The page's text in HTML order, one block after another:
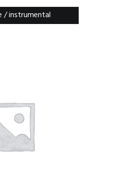
/ instrumental